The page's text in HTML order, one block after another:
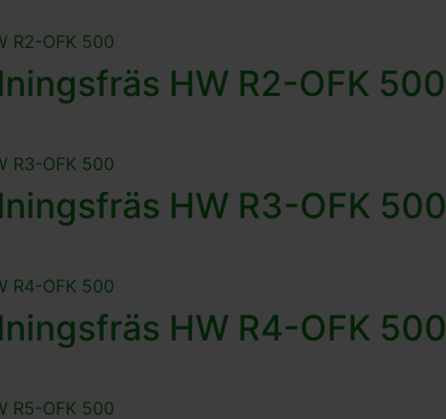
HW R2-OFK 500
HW R3-OFK 500
HW R4-OFK 500